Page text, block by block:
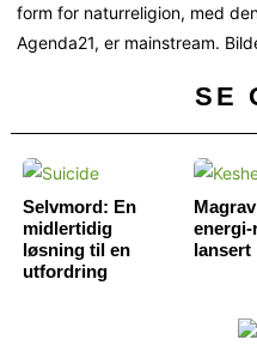
form for naturreligion, med
Agenda21, er mainstream.
SE
Selvmord: En
midlertidig
løsning til en
utfordring
lansert